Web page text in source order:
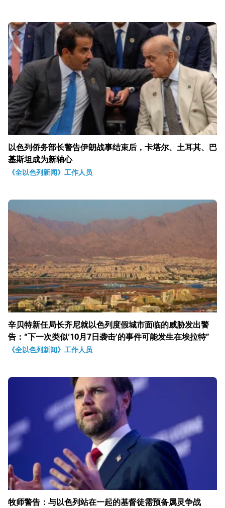
以色列侨务部长警告伊朗战事结束后，卡塔尔、土耳其、巴
基斯坦成为新轴心
《全以色列新闻》工作人员
辛贝特新任局长齐尼就以色列度假城市面临的威胁发出警
告：“下一次类似‘10月7日袭击’的事件可能发生在埃拉特”
《全以色列新闻》工作人员
牧师警告：与以色列站在一起的基督徒需预备属灵争战